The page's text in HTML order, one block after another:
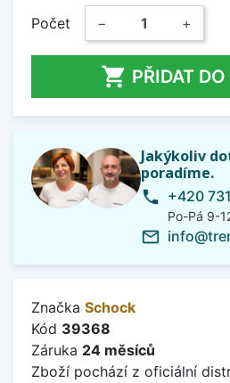
Počet − +
 PŘIDAT
Jakýkoliv
poradíme.
phone +420
Po-Pá 9-
mail_outline
Značka Schock
Kód 39368
Záruka 24 měsíců
Zboží pochází z oficiální